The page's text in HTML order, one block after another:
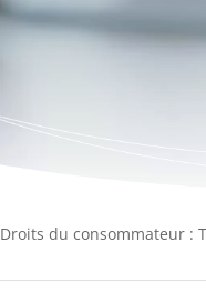
Droits du consommateur :